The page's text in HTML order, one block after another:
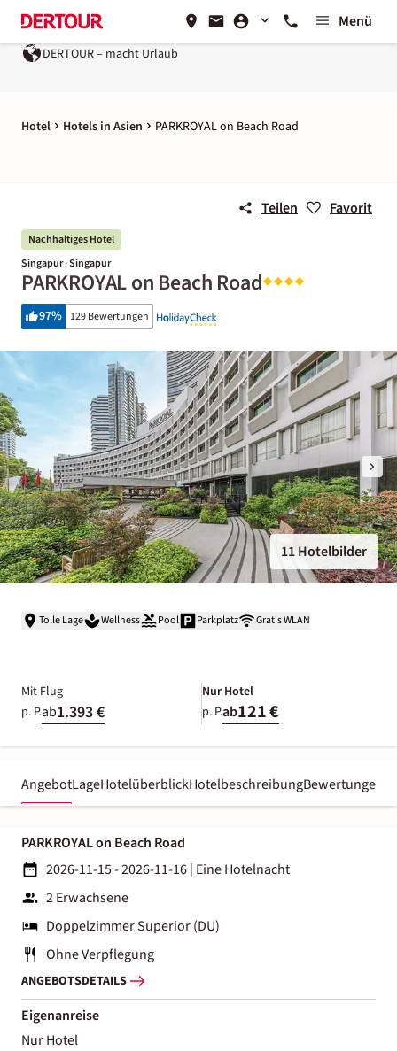
Menü
DERTOUR – macht Urlaub
Hotel Hotels in Asien PARKROYAL on Beach Road
Teilen Favorit
Nachhaltiges Hotel
Singapur · Singapur
PARKROYAL on Beach Road
97% 129 Bewertungen
11 Hotelbilder
Tolle Lage Wellness Pool Parkplatz Gratis WLAN
Mit Flug
p. P.ab1.393 €
Nur Hotel
p. P.ab121 €
AngebotLageHotelüberblickHotelbeschreibungBewertungen
PARKROYAL on Beach Road
2026-11-15 - 2026-11-16| Eine Hotelnacht
2 Erwachsene
Doppelzimmer Superior (DU)
Ohne Verpflegung
ANGEBOTSDETAILS
Eigenanreise
Nur Hotel